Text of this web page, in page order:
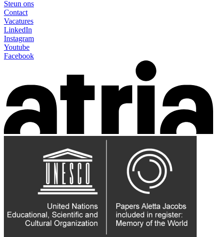
Steun ons
Contact
Vacatures
LinkedIn
Instagram
Youtube
Facebook